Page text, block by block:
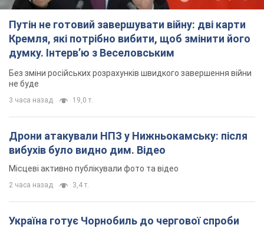
Путін не готовий завершувати війну: дві карти
Кремля, які потрібно вибити, щоб змінити його
думку. Інтерв’ю з Веселовським
Без зміни російських розрахунків швидкого завершення війни
не буде
3 часа назад 19,0 т.
Дрони атакували НПЗ у Нижньокамську: після
вибухів було видно дим. Відео
Місцеві активно публікували фото та відео
2 часа назад 3,4 т.
Україна готує Чорнобиль до чергової спроби